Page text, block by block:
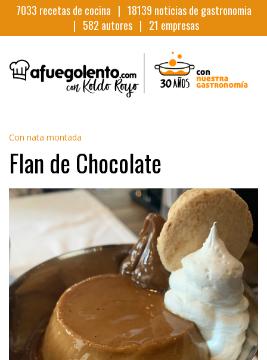
7033 recetas de cocina | 18139 noticias de gastronomia
| 582 autores | 21 empresas
Con nata montada
Flan de Chocolate